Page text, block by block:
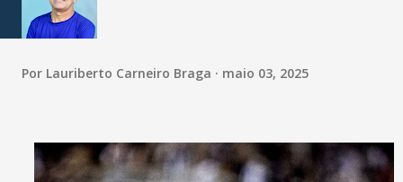
Por Lauriberto Carneiro Braga maio 03, 2025